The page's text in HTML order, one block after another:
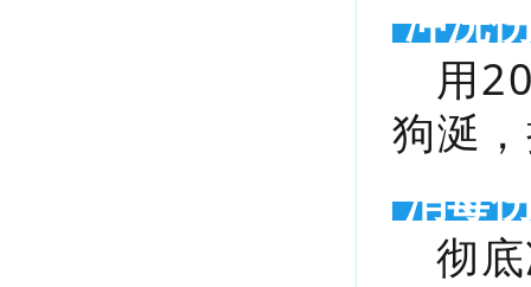
冲洗
用
狗涎
消毒
彻